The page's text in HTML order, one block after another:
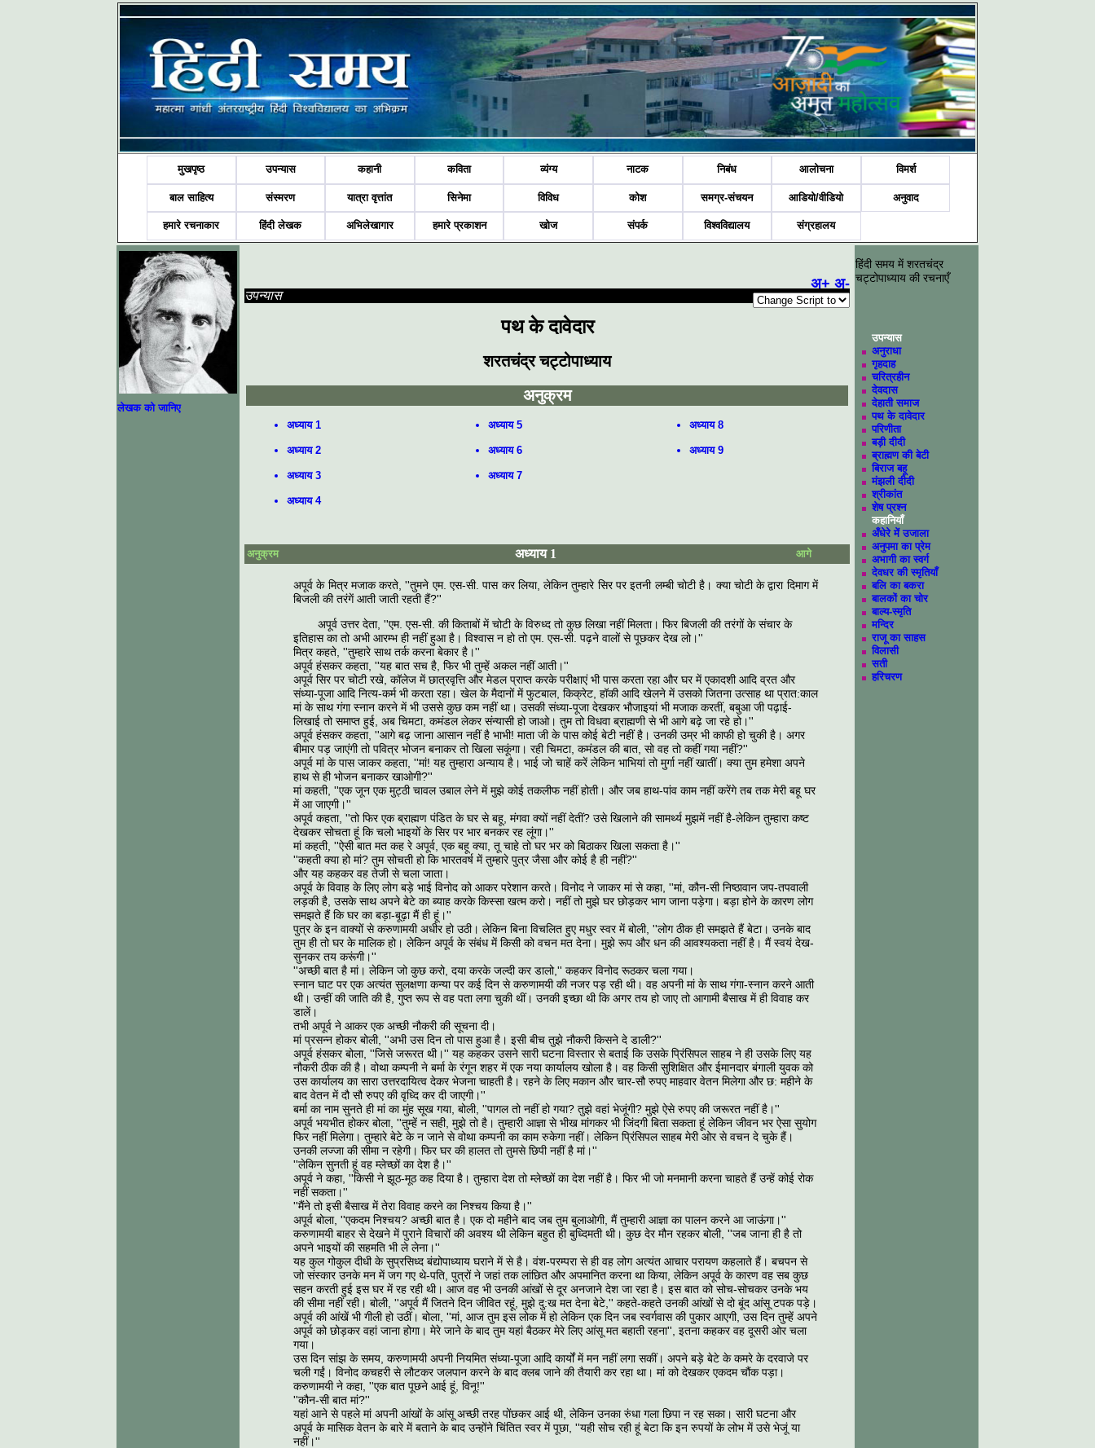
मुखपृष्ठ उपन्यास कहानी कविता व्यंग्य नाटक निबंध आलोचना विमर्श
बाल साहित्य संस्मरण यात्रा वृत्तांत सिनेमा विविध कोश समग्र-संचयन आडियो/वीडियो अनुवाद
हमारे रचनाकार हिंदी लेखक अभिलेखागार हमारे प्रकाशन खोज संपर्क विश्वविद्यालय संग्रहालय
लेखक को जानिए
अ+ अ-
उपन्यास
पथ के दावेदार
शरतचंद्र चट्टोपाध्याय
अनुक्रम
अध्याय 1
अध्याय 2
अध्याय 3
अध्याय 4
अध्याय 5
अध्याय 6
अध्याय 7
अध्याय 8
अध्याय 9
अनुक्रम अध्याय 1 आगे
अपूर्व के मित्र मजाक करते, ''तुमने एम. एस-सी. पास कर लिया, लेकिन तुम्हारे सिर पर इतनी लम्बी चोटी है। क्या चोटी के द्वारा दिमाग में
बिजली की तरंगें आती जाती रहती हैं?''
अपूर्व उत्तर देता, ''एम. एस-सी. की किताबों में चोटी के विरुध्द तो कुछ लिखा नहीं मिलता। फिर बिजली की तरंगों के संचार के
इतिहास का तो अभी आरम्भ ही नहीं हुआ है। विश्वास न हो तो एम. एस-सी. पढ़ने वालों से पूछकर देख लो।''
मित्र कहते, ''तुम्हारे साथ तर्क करना बेकार है।''
अपूर्व हंसकर कहता, ''यह बात सच है, फिर भी तुम्हें अकल नहीं आती।''
अपूर्व सिर पर चोटी रखे, कॉलेज में छात्रवृत्ति और मेडल प्राप्त करके परीक्षाएं भी पास करता रहा और घर में एकादशी आदि व्रत और
संध्या-पूजा आदि नित्य-कर्म भी करता रहा। खेल के मैदानों में फुटबाल, किक्रेट, हॉकी आदि खेलने में उसको जितना उत्साह था प्रात:काल
मां के साथ गंगा स्नान करने में भी उससे कुछ कम नहीं था। उसकी संध्या-पूजा देखकर भौजाइयां भी मजाक करतीं, बबुआ जी पढ़ाई-
लिखाई तो समाप्त हुई, अब चिमटा, कमंडल लेकर संन्यासी हो जाओ। तुम तो विधवा ब्राह्मणी से भी आगे बढ़े जा रहे हो।''
अपूर्व हंसकर कहता, ''आगे बढ़ जाना आसान नहीं है भाभी! माता जी के पास कोई बेटी नहीं है। उनकी उम्र भी काफी हो चुकी है। अगर
बीमार पड़ जाएंगी तो पवित्र भोजन बनाकर तो खिला सकूंगा। रही चिमटा, कमंडल की बात, सो वह तो कहीं गया नहीं?''
अपूर्व मां के पास जाकर कहता, ''मां! यह तुम्हारा अन्याय है। भाई जो चाहें करें लेकिन भाभियां तो मुर्गा नहीं खातीं। क्या तुम हमेशा अपने
हाथ से ही भोजन बनाकर खाओगी?''
मां कहती, ''एक जून एक मुट्ठी चावल उबाल लेने में मुझे कोई तकलीफ नहीं होती। और जब हाथ-पांव काम नहीं करेंगे तब तक मेरी बहू घर
में आ जाएगी।''
अपूर्व कहता, ''तो फिर एक ब्राह्मण पंडित के घर से बहू, मंगवा क्यों नहीं देतीं? उसे खिलाने की सामर्थ्य मुझमें नहीं है-लेकिन तुम्हारा कष्ट
देखकर सोचता हूं कि चलो भाइयों के सिर पर भार बनकर रह लूंगा।''
मां कहती, ''ऐसी बात मत कह रे अपूर्व, एक बहू क्या, तू चाहे तो घर भर को बिठाकर खिला सकता है।''
''कहती क्या हो मां? तुम सोचती हो कि भारतवर्ष में तुम्हारे पुत्र जैसा और कोई है ही नहीं?''
और यह कहकर वह तेजी से चला जाता।
अपूर्व के विवाह के लिए लोग बड़े भाई विनोद को आकर परेशान करते। विनोद ने जाकर मां से कहा, ''मां, कौन-सी निष्ठावान जप-तपवाली
लड़की है, उसके साथ अपने बेटे का ब्याह करके किस्सा खत्म करो। नहीं तो मुझे घर छोड़कर भाग जाना पड़ेगा। बड़ा होने के कारण लोग
समझते हैं कि घर का बड़ा-बूढ़ा मैं ही हूं।''
पुत्र के इन वाक्यों से करुणामयी अधीर हो उठी। लेकिन बिना विचलित हुए मधुर स्वर में बोली, ''लोग ठीक ही समझते हैं बेटा। उनके बाद
तुम ही तो घर के मालिक हो। लेकिन अपूर्व के संबंध में किसी को वचन मत देना। मुझे रूप और धन की आवश्यकता नहीं है। मैं स्वयं देख-
सुनकर तय करूंगी।''
''अच्छी बात है मां। लेकिन जो कुछ करो, दया करके जल्दी कर डालो,'' कहकर विनोद रूठकर चला गया।
स्नान घाट पर एक अत्यंत सुलक्षणा कन्या पर कई दिन से करुणामयी की नजर पड़ रही थी। वह अपनी मां के साथ गंगा-स्नान करने आती
थी। उन्हीं की जाति की है, गुप्त रूप से वह पता लगा चुकी थीं। उनकी इच्छा थी कि अगर तय हो जाए तो आगामी बैसाख में ही विवाह कर
डालें।
तभी अपूर्व ने आकर एक अच्छी नौकरी की सूचना दी।
मां प्रसन्न होकर बोली, ''अभी उस दिन तो पास हुआ है। इसी बीच तुझे नौकरी किसने दे डाली?''
अपूर्व हंसकर बोला, ''जिसे जरूरत थी।'' यह कहकर उसने सारी घटना विस्तार से बताई कि उसके प्रिंसिपल साहब ने ही उसके लिए यह
नौकरी ठीक की है। वोथा कम्पनी ने बर्मा के रंगून शहर में एक नया कार्यालय खोला है। वह किसी सुशिक्षित और ईमानदार बंगाली युवक को
उस कार्यालय का सारा उत्तरदायित्व देकर भेजना चाहती है। रहने के लिए मकान और चार-सौ रुपए माहवार वेतन मिलेगा और छ: महीने के
बाद वेतन में दौ सौ रुपए की वृध्दि कर दी जाएगी।''
बर्मा का नाम सुनते ही मां का मुंह सूख गया, बोली, ''पागल तो नहीं हो गया? तुझे वहां भेजूंगी? मुझे ऐसे रुपए की जरूरत नहीं है।''
अपूर्व भयभीत होकर बोला, ''तुम्हें न सही, मुझे तो है। तुम्हारी आज्ञा से भीख मांगकर भी जिंदगी बिता सकता हूं लेकिन जीवन भर ऐसा सुयोग
फिर नहीं मिलेगा। तुम्हारे बेटे के न जाने से वोथा कम्पनी का काम रुकेगा नहीं। लेकिन प्रिंसिपल साहब मेरी ओर से वचन दे चुके हैं।
उनकी लज्जा की सीमा न रहेगी। फिर घर की हालत तो तुमसे छिपी नहीं है मां।''
''लेकिन सुनती हूं वह म्लेच्छों का देश है।''
अपूर्व ने कहा, ''किसी ने झूठ-मूठ कह दिया है। तुम्हारा देश तो म्लेच्छों का देश नहीं है। फिर भी जो मनमानी करना चाहते हैं उन्हें कोई रोक
नहीं सकता।''
''मैंने तो इसी बैसाख में तेरा विवाह करने का निश्चय किया है।''
अपूर्व बोला, ''एकदम निश्चय? अच्छी बात है। एक दो महीने बाद जब तुम बुलाओगी, मैं तुम्हारी आज्ञा का पालन करने आ जाऊंगा।''
करुणामयी बाहर से देखने में पुराने विचारों की अवश्य थी लेकिन बहुत ही बुध्दिमती थी। कुछ देर मौन रहकर बोली, ''जब जाना ही है तो
अपने भाइयों की सहमति भी ले लेना।''
यह कुल गोकुल दीधी के सुप्रसिध्द बंद्योपाध्याय घराने में से है। वंश-परम्परा से ही वह लोग अत्यंत आचार परायण कहलाते हैं। बचपन से
जो संस्कार उनके मन में जग गए थे-पति, पुत्रों ने जहां तक लांछित और अपमानित करना था किया, लेकिन अपूर्व के कारण वह सब कुछ
सहन करती हुई इस घर में रह रही थी। आज वह भी उनकी आंखों से दूर अनजाने देश जा रहा है। इस बात को सोच-सोचकर उनके भय
की सीमा नहीं रही। बोली, ''अपूर्व मैं जितने दिन जीवित रहूं, मुझे दु:ख मत देना बेटे,'' कहते-कहते उनकी आंखों से दो बूंद आंसू टपक पड़े।
अपूर्व की आंखें भी गीली हो उठीं। बोला, ''मां, आज तुम इस लोक में हो लेकिन एक दिन जब स्वर्गवास की पुकार आएगी, उस दिन तुम्हें अपने
अपूर्व को छोड़कर वहां जाना होगा। मेरे जाने के बाद तुम यहां बैठकर मेरे लिए आंसू मत बहाती रहना'', इतना कहकर वह दूसरी ओर चला
गया।
उस दिन सांझ के समय, करुणामयी अपनी नियमित संध्या-पूजा आदि कार्यों में मन नहीं लगा सकीं। अपने बड़े बेटे के कमरे के दरवाजे पर
चली गईं। विनोद कचहरी से लौटकर जलपान करने के बाद क्लब जाने की तैयारी कर रहा था। मां को देखकर एकदम चौंक पड़ा।
करुणामयी ने कहा, ''एक बात पूछने आई हूं, विनू!''
''कौन-सी बात मां?''
यहां आने से पहले मां अपनी आंखों के आंसू अच्छी तरह पोंछकर आई थी, लेकिन उनका रुंधा गला छिपा न रह सका। सारी घटना और
अपूर्व के मासिक वेतन के बारे में बताने के बाद उन्होंने चिंतित स्वर में पूछा, ''यही सोच रही हूं बेटा कि इन रुपयों के लोभ में उसे भेजूं या
नहीं।''
हिंदी समय में शरतचंद्र
चट्टोपाध्याय की रचनाएँ
उपन्यास
अनुराधा
गृहदाह
चरित्रहीन
देवदास
देहाती समाज
पथ के दावेदार
परिणीता
बड़ी दीदी
ब्राह्मण की बेटी
बिराज बहू
मंझली दीदी
श्रीकांत
शेष प्रश्न
कहानियाँ
अँधेरे में उजाला
अनुपमा का प्रेम
अभागी का स्वर्ग
देवधर की स्मृतियाँ
बलि का बकरा
बालकों का चोर
बाल्य-स्मृति
मन्दिर
राजू का साहस
विलासी
सती
हरिचरण